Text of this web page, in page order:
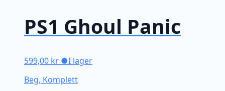
PS1 Ghoul Panic
599,00 kr ●I lager
Beg, Komplett